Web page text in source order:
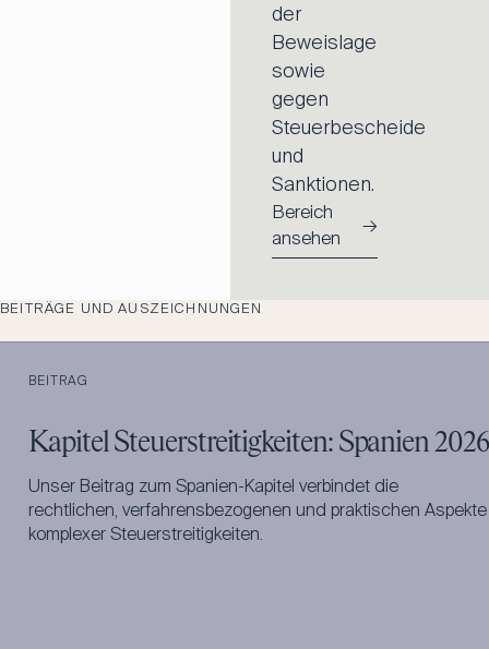
der
Beweislage
sowie
gegen
Steuerbescheide
und
Sanktionen.
Bereich
ansehen
→
BEITRÄGE UND AUSZEICHNUNGEN
BEITRAG
Kapitel Steuerstreitigkeiten: Spanien 2026
Unser Beitrag zum Spanien-Kapitel verbindet die
rechtlichen, verfahrensbezogenen und praktischen Aspekte
komplexer Steuerstreitigkeiten.